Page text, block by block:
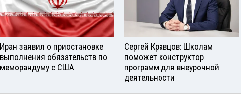
Иран заявил о приостановке
выполнения обязательств по
меморандуму с США
Сергей Кравцов: Школам
поможет конструктор
программ для внеурочной
деятельности